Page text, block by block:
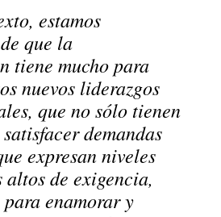
estamos
que la
tiene mucho para
nuevos liderazgos
que no sólo tienen
demandas
expresan niveles
altos de exigencia,
enamorar y